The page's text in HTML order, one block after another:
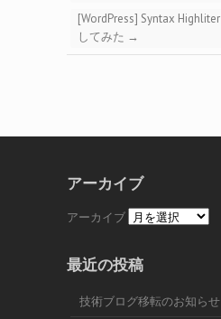
[WordPress] Syntax
してみた →
アーカイブ
アーカイブ
最近の投稿
技術ブログ移転のお知らせ